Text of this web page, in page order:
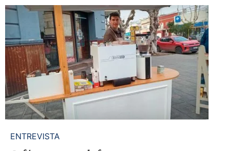
ENTREVISTA